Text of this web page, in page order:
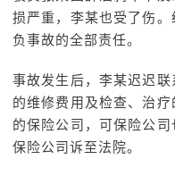
损严重，李某也受了伤
负事故的全部责任。
事故发生后，李某迟迟
的维修费用及检查、治
的保险公司，可保险公
保险公司诉至法院。